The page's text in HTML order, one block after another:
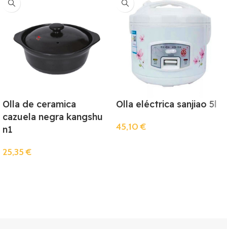
Olla de ceramica
cazuela negra kangshu
n1
25,35€
Olla eléctrica sanjiao 5l
45,10€